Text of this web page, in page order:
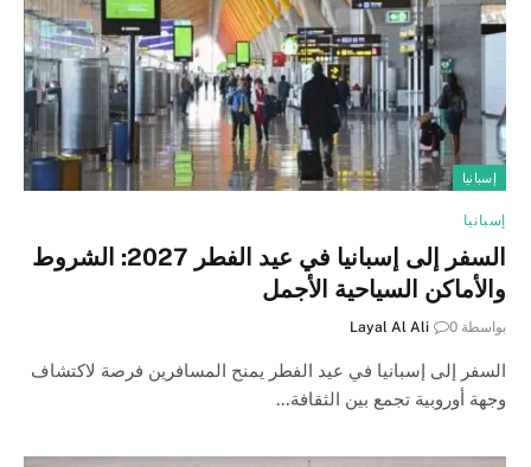
إسبانيا
إسبانيا
السفر إلى إسبانيا في عيد الفطر 2027: الشروط
والأماكن السياحية الأجمل
بواسطة Layal Al Ali 0
السفر إلى إسبانيا في عيد الفطر يمنح المسافرين فرصة لاكتشاف
وجهة أوروبية تجمع بين الثقافة…